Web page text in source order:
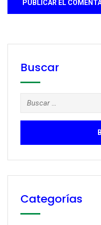
Buscar
Buscar:
Categorías